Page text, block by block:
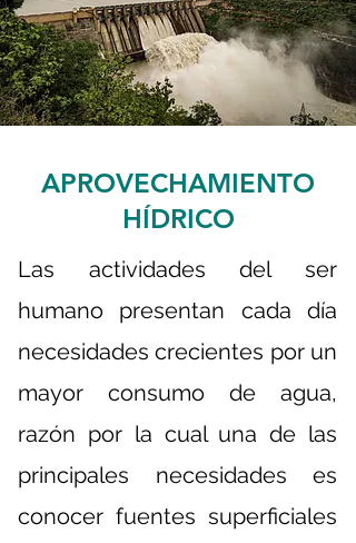
APROVECHAMIENTO
HÍDRICO
Las actividades del ser
humano presentan cada día
necesidades crecientes por un
mayor consumo de agua,
razón por la cual una de las
principales necesidades es
conocer fuentes superficiales